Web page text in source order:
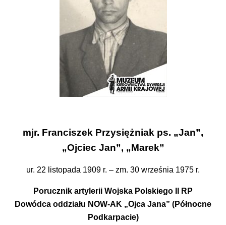
mjr. Franciszek Przysiężniak ps. „Jan”,
„Ojciec Jan”, „Marek”
ur. 22 listopada 1909 r. – zm. 30 września 1975 r.
Porucznik artylerii Wojska Polskiego II RP
Dowódca oddziału NOW-AK „Ojca Jana” (Północne
Podkarpacie)